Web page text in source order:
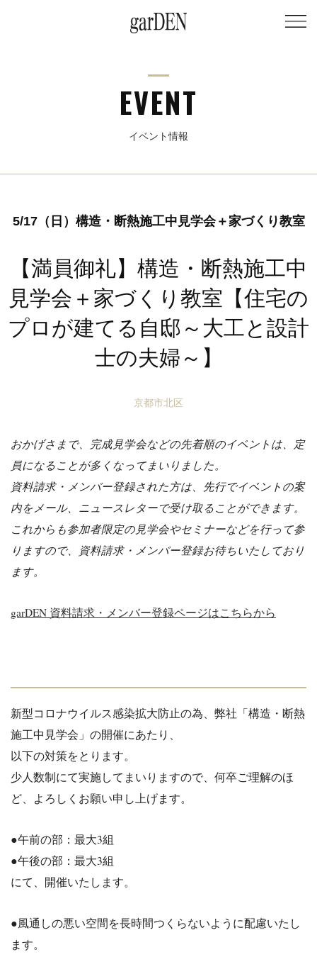
EVENT
イベント情報
5/17（日）構造・断熱施工中見学会＋家づくり教室
【満員御礼】構造・断熱施工中
見学会＋家づくり教室【住宅の
プロが建てる自邸～大工と設計
士の夫婦～】
京都市北区
おかげさまで、完成見学会などの先着順のイベントは、定
員になることが多くなってまいりました。
資料請求・メンバー登録された方は、先行でイベントの案
内をメール、ニュースレターで受け取ることができます。
これからも参加者限定の見学会やセミナーなどを行って参
りますので、資料請求・メンバー登録お待ちいたしており
ます。
garDEN 資料請求・メンバー登録ページはこちらから
新型コロナウイルス感染拡大防止の為、弊社「構造・断熱
施工中見学会」の開催にあたり、
以下の対策をとります。
少人数制にて実施してまいりますので、何卒ご理解のほ
ど、よろ しくお願い申し上げます。
●午前の部：最大3組
●午後の部：最大3組
にて、開催いたします。
●風通しの悪い空間を長時間つくらないように配慮いたし
ます。